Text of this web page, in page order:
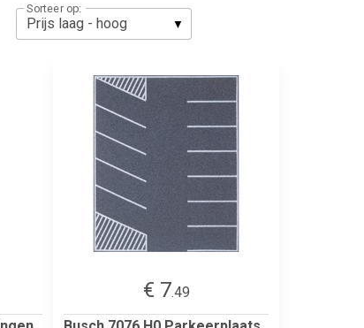
Sorteer op:
€ 7.49